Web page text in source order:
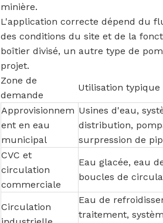
minière.
L'application correcte dépend du
des conditions du site et de la
boîtier divisé, un autre type de
projet.
Zone de
demande
Utilisation typique
Approvisionnem
ent en eau
municipal
Usines d'eau,
distribution,
surpression de
CVC et
circulation
commerciale
Eau glacée, eau
boucles de
Circulation
Eau de
traitement,